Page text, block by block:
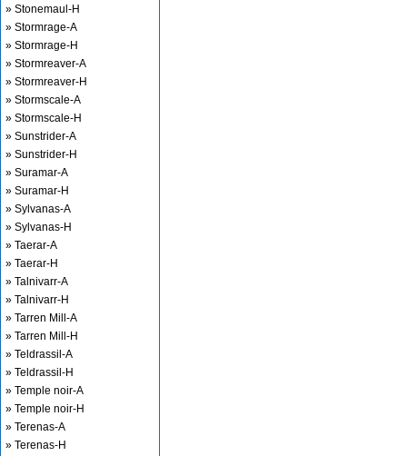
» Stonemaul-H
» Stormrage-A
» Stormrage-H
» Stormreaver-A
» Stormreaver-H
» Stormscale-A
» Stormscale-H
» Sunstrider-A
» Sunstrider-H
» Suramar-A
» Suramar-H
» Sylvanas-A
» Sylvanas-H
» Taerar-A
» Taerar-H
» Talnivarr-A
» Talnivarr-H
» Tarren Mill-A
» Tarren Mill-H
» Teldrassil-A
» Teldrassil-H
» Temple noir-A
» Temple noir-H
» Terenas-A
» Terenas-H